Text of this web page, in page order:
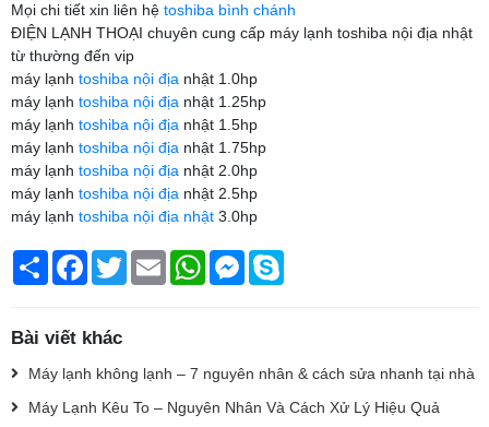
Mọi chi tiết xin liên hệ toshiba bình chánh
ĐIỆN LẠNH THOẠI chuyên cung cấp máy lạnh toshiba nội địa nhật
từ thường đến vip
máy lạnh toshiba nội địa nhật 1.0hp
máy lạnh toshiba nội địa nhật 1.25hp
máy lạnh toshiba nội địa nhật 1.5hp
máy lạnh toshiba nội địa nhật 1.75hp
máy lạnh toshiba nội địa nhật 2.0hp
máy lạnh toshiba nội địa nhật 2.5hp
máy lạnh toshiba nội địa nhật 3.0hp
Chia
sẻ
Facebook
TwitterEmail WhatsAppMessenger
Bài viết khác
Máy lạnh không lạnh – 7 nguyên nhân & cách sửa nhanh tại nhà
Máy Lạnh Kêu To – Nguyên Nhân Và Cách Xử Lý Hiệu Quả